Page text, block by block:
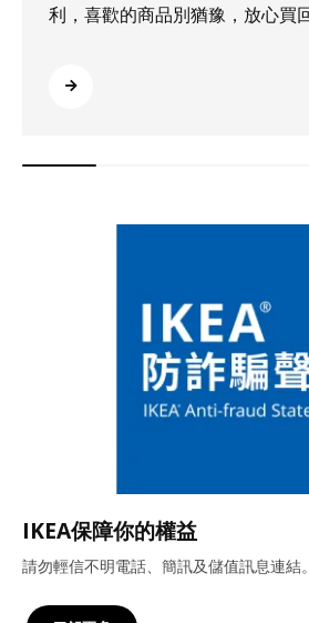
利，喜歡的商品別猶豫，放心買
IKEA保障你的權益
請勿輕信不明電話、簡訊及儲值訊息連結。